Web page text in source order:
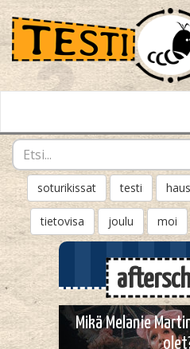
soturikissat testi
tietovisa joulu moi
Mikä Melanie